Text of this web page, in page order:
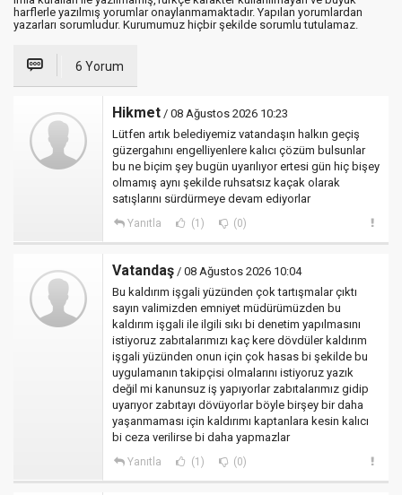
harflerle yazılmış yorumlar onaylanmamaktadır. Yapılan yorumlardan
yazarları sorumludur. Kurumumuz hiçbir şekilde sorumlu tutulamaz.
6 Yorum
Hikmet / 08 Ağustos 2026 10:23
Lütfen artık belediyemiz vatandaşın halkın geçiş
güzergahını engelliyenlere kalıcı çözüm bulsunlar
bu ne biçim şey bugün uyarılıyor ertesi gün hiç bişey
olmamış aynı şekilde ruhsatsız kaçak olarak
satışlarını sürdürmeye devam ediyorlar
Yanıtla (1) (0)
Vatandaş / 08 Ağustos 2026 10:04
Bu kaldırım işgali yüzünden çok tartışmalar çıktı
sayın valimizden emniyet müdürümüzden bu
kaldırım işgali ile ilgili sıkı bi denetim yapılmasını
istiyoruz zabıtalarımızı kaç kere dövdüler kaldırım
işgali yüzünden onun için çok hasas bi şekilde bu
uygulamanın takipçisi olmalarını istiyoruz yazık
değil mi kanunsuz iş yapıyorlar zabıtalarımız gidip
uyarıyor zabıtayı dövüyorlar böyle birşey bir daha
yaşanmaması için kaldırımı kaptanlara kesin kalıcı
bi ceza verilirse bi daha yapmazlar
Yanıtla (1) (0)